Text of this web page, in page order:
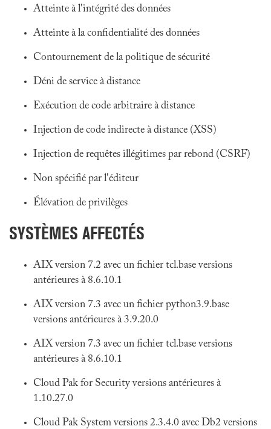
Atteinte à l'intégrité des données
Atteinte à la confidentialité des données
Contournement de la politique de sécurité
Déni de service à distance
Exécution de code arbitraire à distance
Injection de code indirecte à distance (XSS)
Injection de requêtes illégitimes par rebond (CSRF)
Non spécifié par l'éditeur
Élévation de privilèges
SYSTÈMES AFFECTÉS
AIX version 7.2 avec un fichier tcl.base versions
antérieures à 8.6.10.1
AIX version 7.3 avec un fichier python3.9.base
versions antérieures à 3.9.20.0
AIX version 7.3 avec un fichier tcl.base versions
antérieures à 8.6.10.1
Cloud Pak for Security versions antérieures à
1.10.27.0
Cloud Pak System versions 2.3.4.0 avec Db2 versions